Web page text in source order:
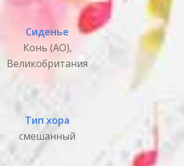
Сиденье
Конь (АО),
Великобритания
Тип хора
смешанный